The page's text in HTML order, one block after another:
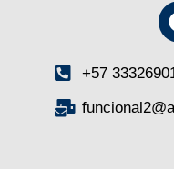
+57